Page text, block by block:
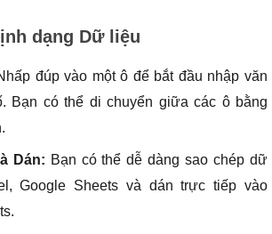
dạng Dữ liệu
đúp vào một ô để bắt đầu nhập văn
Bạn có thể di chuyển giữa các ô bằng
Dán: Bạn có thể dễ dàng sao chép dữ
Google Sheets và dán trực tiếp vào